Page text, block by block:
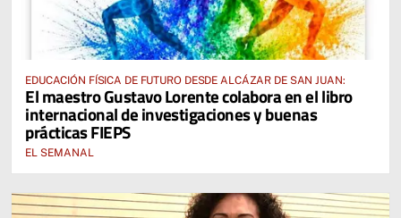
EDUCACIÓN FÍSICA DE FUTURO DESDE ALCÁZAR DE SAN JUAN:
El maestro Gustavo Lorente colabora en el libro
internacional de investigaciones y buenas
prácticas FIEPS
EL SEMANAL